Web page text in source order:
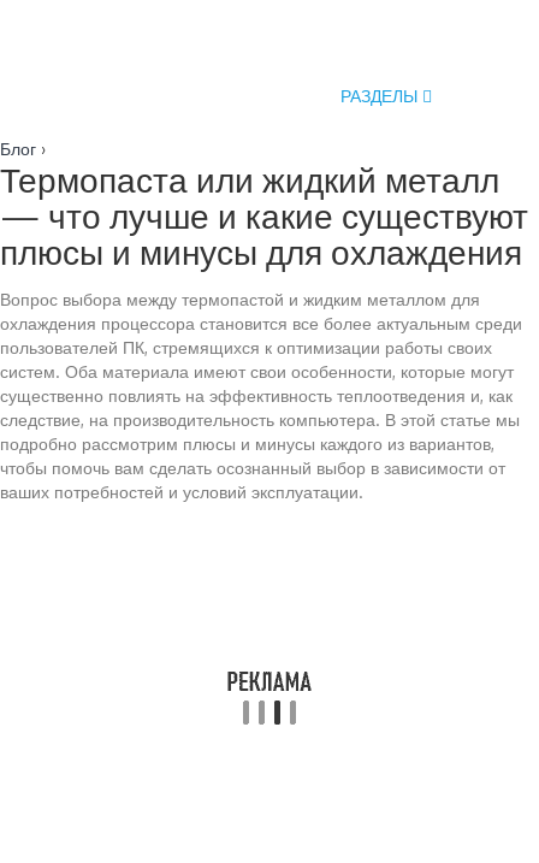
РАЗДЕЛЫ
Блог ›
Термопаста или жидкий металл
— что лучше и какие существуют
плюсы и минусы для охлаждения
Вопрос выбора между термопастой и жидким металлом для
охлаждения процессора становится все более актуальным среди
пользователей ПК, стремящихся к оптимизации работы своих
систем. Оба материала имеют свои особенности, которые могут
существенно повлиять на эффективность теплоотведения и, как
следствие, на производительность компьютера. В этой статье мы
подробно рассмотрим плюсы и минусы каждого из вариантов,
чтобы помочь вам сделать осознанный выбор в зависимости от
ваших потребностей и условий эксплуатации.